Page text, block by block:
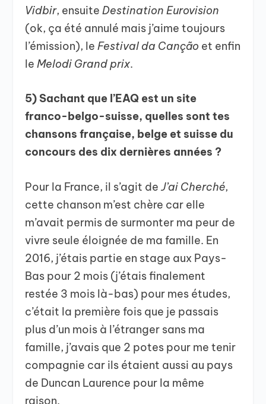
Vidbir, ensuiteDestination Eurovision
(ok, ça été annulé mais j’aime toujours
l’émission), leFestival da Canção et enfin
leMelodi Grand prix.
5) Sachant que l’EAQ est un site
franco-belgo-suisse, quelles sont tes
chansons française, belge et suisse du
concours des dix dernières années ?
Pour la France, il s’agit deJ’ai Cherché,
cette chanson m’est chère car elle
m’avait permis de surmonter ma peur de
vivre seule éloignée de ma famille. En
2016, j’étais partie en stage aux Pays-
Bas pour 2 mois (j’étais finalement
restée 3 mois là-bas) pour mes études,
c’était la première fois que je passais
plus d’un mois à l’étranger sans ma
famille, j’avais que 2 potes pour me tenir
compagnie car ils étaient aussi au pays
de Duncan Laurence pour la même
raison.